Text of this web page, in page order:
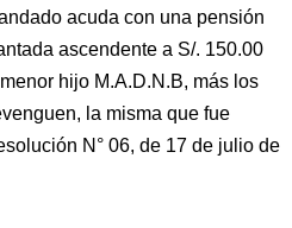
acuda con una pensión
ascendente a S/. 150.00
hijo M.A.D.N.B, más los
la misma que fue
N° 06, de 17 de julio de